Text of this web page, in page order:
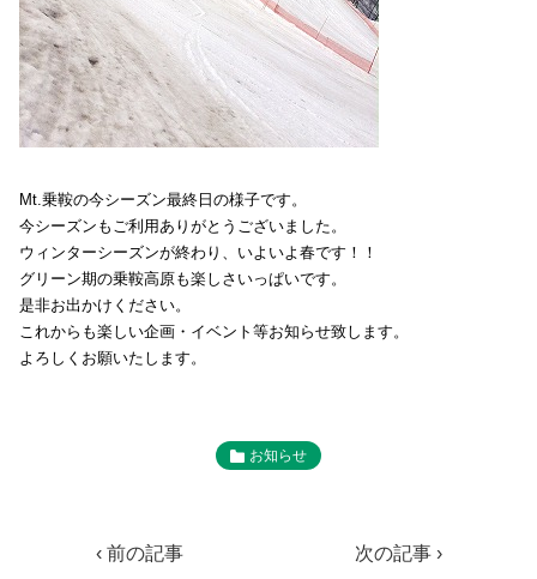
Mt.乗鞍の今シーズン最終日の様子です。
今シーズンもご利用ありがとうございました。
ウィンターシーズンが終わり、いよいよ春です！！
グリーン期の乗鞍高原も楽しさいっぱいです。
是非お出かけください。
これからも楽しい企画・イベント等お知らせ致します。
よろしくお願いたします。
お知らせ
‹ 前の記事 次の記事 ›